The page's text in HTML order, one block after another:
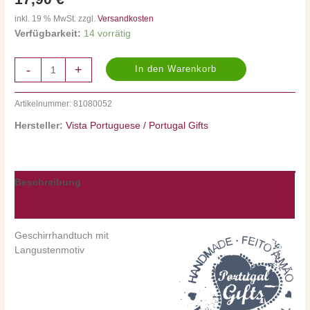
inkl. 19 % MwSt. zzgl.Versandkosten
Verfügbarkeit: 14 vorrätig
- + In den Warenkorb
Artikelnummer:81080052
Hersteller: Vista Portuguese / Portugal Gifts
Beschreibung
Geschirrhandtuch mit
Langustenmotiv